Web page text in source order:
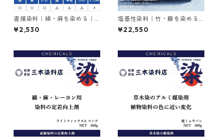
直接染料｜綿・麻を染める｜5
0g｜カヤラス スープラブルー
FFRL（青色）
¥2,530
塩基性染料｜竹・籐を染める
｜1kg｜塩基性ブラック（黒色
系）
¥22,550